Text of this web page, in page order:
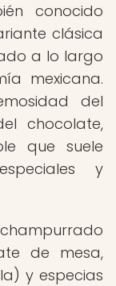
conocido
clásica
a lo largo
mexicana.
del
chocolate,
que suele
y
de mesa,
y especias